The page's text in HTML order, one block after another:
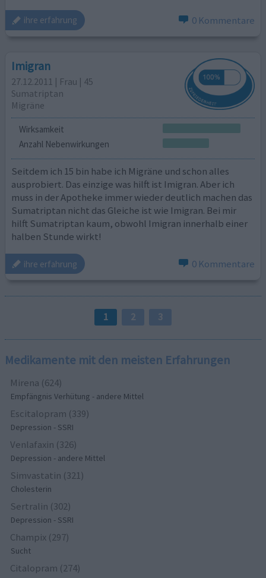
ihre erfahrung 0 Kommentare
Imigran
27.12.2011 | Frau | 45
Sumatriptan
Migräne
Wirksamkeit
Anzahl Nebenwirkungen
Seitdem ich 15 bin habe ich Migräne und schon alles
ausprobiert. Das einzige was hilft ist Imigran. Aber ich
muss in der Apotheke immer wieder deutlich machen das
Sumatriptan nicht das Gleiche ist wie Imigran. Bei mir
hilft Sumatriptan kaum, obwohl Imigran innerhalb einer
halben Stunde wirkt!
ihre erfahrung 0 Kommentare
1 2 3
Medikamente mit den meisten Erfahrungen
Mirena (624)
Empfängnis Verhütung - andere Mittel
Escitalopram (339)
Depression - SSRI
Venlafaxin (326)
Depression - andere Mittel
Simvastatin (321)
Cholesterin
Sertralin (302)
Depression - SSRI
Champix (297)
Sucht
Citalopram (274)